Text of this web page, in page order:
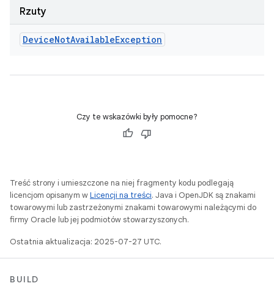
Rzuty
DeviceNotAvailableException
Czy te wskazówki były pomocne?
Treść strony i umieszczone na niej fragmenty kodu podlegają
licencjom opisanym wLicencji na treści. Java i OpenJDK są znakami
towarowymi lub zastrzeżonymi znakami towarowymi należącymi do
firmy Oracle lub jej podmiotów stowarzyszonych.
Ostatnia aktualizacja: 2025-07-27 UTC.
BUILD